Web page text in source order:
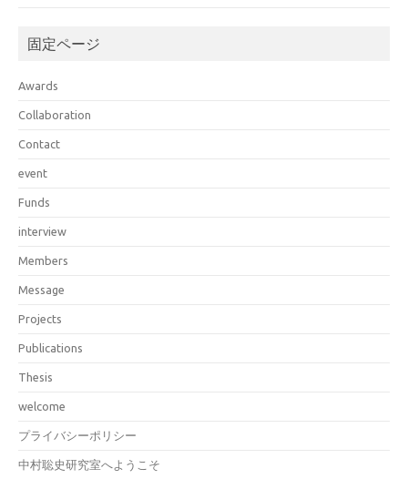
固定ページ
Awards
Collaboration
Contact
event
Funds
interview
Members
Message
Projects
Publications
Thesis
welcome
プライバシーポリシー
中村聡史研究室へようこそ